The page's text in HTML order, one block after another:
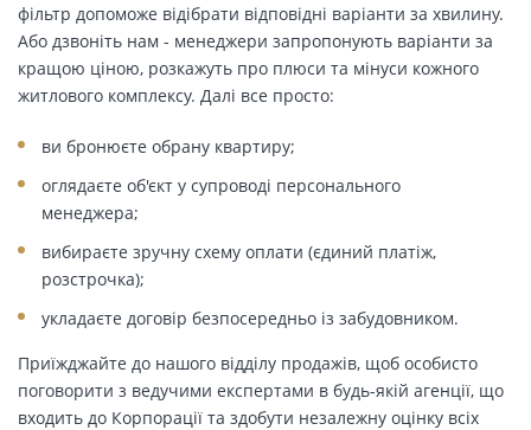
фільтр допоможе відібрати відповідні варіанти за хвилину.
Або дзвоніть нам - менеджери запропонують варіанти за
кращою ціною, розкажуть про плюси та мінуси кожного
житлового комплексу. Далі все просто:
ви бронюєте обрану квартиру;
оглядаєте об'єкт у супроводі персонального
менеджера;
вибираєте зручну схему оплати (єдиний платіж,
розстрочка);
укладаєте договір безпосередньо із забудовником.
Приїжджайте до нашого відділу продажів, щоб особисто
поговорити з ведучими експертами в будь-якій агенції, що
входить до Корпорації та здобути незалежну оцінку всіх